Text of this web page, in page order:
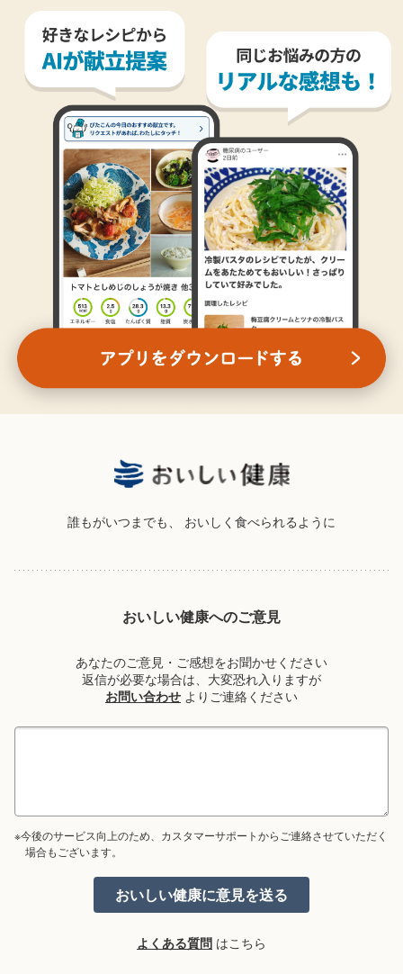
誰もがいつまでも、 おいしく食べられるように
おいしい健康へのご意見
あなたのご意見・ご感想をお聞かせください
返信が必要な場合は、大変恐れ入りますが
お問い合わせ よりご連絡ください
※今後のサービス向上のため、カスタマーサポートからご連絡させていただく
場合もございます。
よくある質問 はこちら